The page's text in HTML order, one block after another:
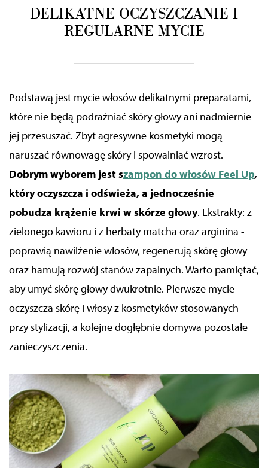
DELIKATNE OCZYSZCZANIE I
REGULARNE MYCIE
Podstawą jest mycie włosówdelikatnymi preparatami,
które nie będą podrażniać skóry głowy ani nadmiernie
jej przesuszać. Zbyt agresywne kosmetyki mogą
naruszać równowagę skóry i spowalniać wzrost.
Dobrym wyborem jest szampon do włosów Feel Up,
który oczyszcza i odświeża, a jednocześnie
pobudza krążenie krwi w skórze głowy. Ekstrakty: z
zielonego kawioru i z herbaty matcha oraz arginina -
poprawią nawilżenie włosów, regenerują skórę głowy
oraz hamują rozwój stanów zapalnych. Warto pamiętać,
aby umyć skórę głowy dwukrotnie. Pierwsze mycie
oczyszcza skórę i włosy z kosmetyków stosowanych
przy stylizacji, a kolejne dogłębnie domywa pozostałe
zanieczyszczenia.